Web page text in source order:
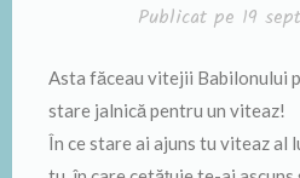
Publicat pe 19
Asta făceau vitejii Babilonului
stare jalnică pentru un viteaz!
În ce stare ai ajuns tu viteaz al